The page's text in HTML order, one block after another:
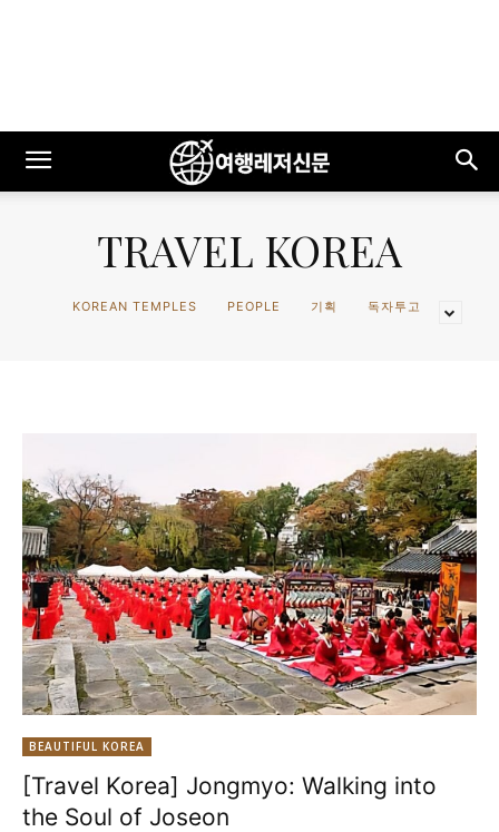
TRAVEL KOREA
KOREAN TEMPLES PEOPLE 기획 독자투고
BEAUTIFUL KOREA
[Travel Korea] Jongmyo: Walking into
the Soul of Joseon